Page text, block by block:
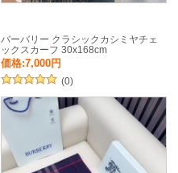
バーバリー クラシックカシミヤチェ
ックスカーフ 30x168cm
価格:7,000円
(0)